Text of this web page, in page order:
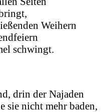
Weihern
schwingt.
drin der Najaden
sie nicht mehr baden,